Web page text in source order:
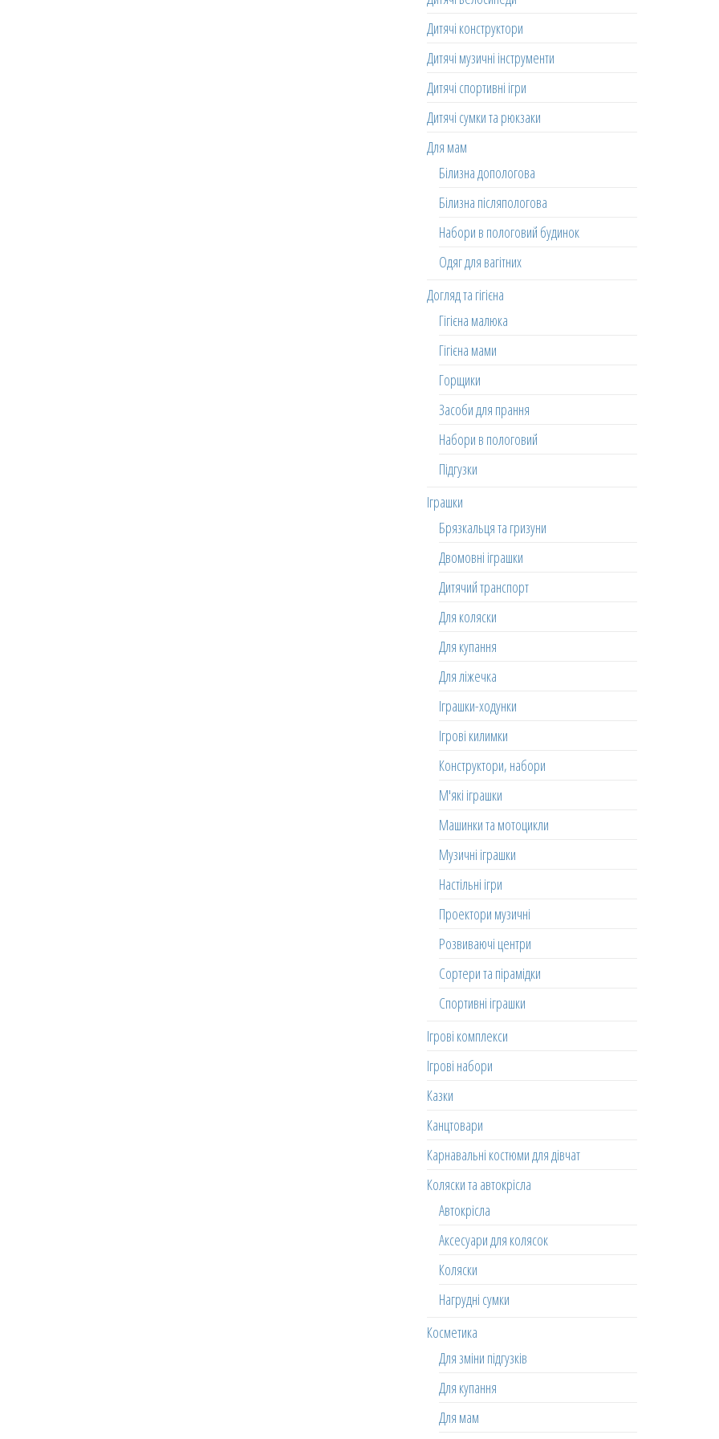
Дитячі конструктори
Дитячі музичні інструменти
Дитячі спортивні ігри
Дитячі сумки та рюкзаки
Для мам
Білизна допологова
Білизна післяпологова
Набори в пологовий будинок
Одяг для вагітних
Догляд та гігієна
Гігієна малюка
Гігієна мами
Горщики
Засоби для прання
Набори в пологовий
Підгузки
Іграшки
Брязкальця та гризуни
Двомовні іграшки
Дитячий транспорт
Для коляски
Для купання
Для ліжечка
Іграшки-ходунки
Ігрові килимки
Конструктори, набори
М'які іграшки
Машинки та мотоцикли
Музичні іграшки
Настільні ігри
Проектори музичні
Розвиваючі центри
Сортери та пірамідки
Спортивні іграшки
Ігрові комплекси
Ігрові набори
Казки
Канцтовари
Карнавальні костюми для дівчат
Коляски та автокрісла
Автокрісла
Аксесуари для колясок
Коляски
Нагрудні сумки
Косметика
Для зміни підгузків
Для купання
Для мам